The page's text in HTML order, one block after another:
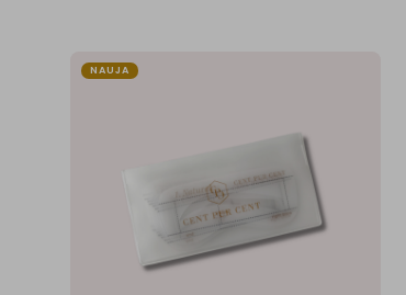
NAUJA